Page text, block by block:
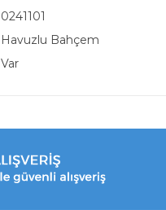
0241101
Havuzlu Bahçem
Var